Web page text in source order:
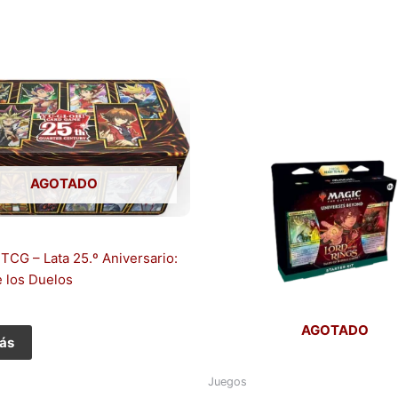
AGOTADO
TCG – Lata 25.º Aniversario:
los Duelos
AGOTADO
Juegos